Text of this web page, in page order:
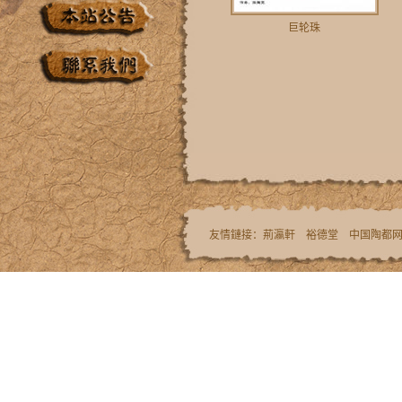
巨轮珠
友情鏈接： 荊瀛軒 裕德堂 中国陶都网